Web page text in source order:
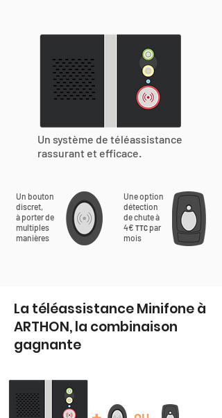
Un système de téléassistance
rassurant et efficace.
Un bouton
discret,
à porter de
multiples
manières
Une option
détection
de chute à
4€ TTC par
mois
La téléassistance Minifone à
ARTHON, la combinaison
gagnante